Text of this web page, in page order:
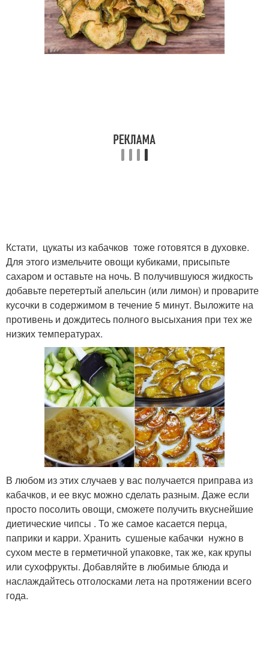
Кстати, цукаты из кабачков тоже готовятся в духовке.
Для этого измельчите овощи кубиками, присыпьте
сахаром и оставьте на ночь. В получившуюся жидкость
добавьте перетертый апельсин (или лимон) и проварите
кусочки в содержимом в течение 5 минут. Выложите на
противень и дождитесь полного высыхания при тех же
низких температурах.
В любом из этих случаев у вас получается приправа из
кабачков, и ее вкус можно сделать разным. Даже если
просто посолить овощи, сможете получить вкуснейшие
диетические чипсы . То же самое касается перца,
паприки и карри. Хранить сушеные кабачки нужно в
сухом месте в герметичной упаковке, так же, как крупы
или сухофрукты. Добавляйте в любимые блюда и
наслаждайтесь отголосками лета на протяжении всего
года.